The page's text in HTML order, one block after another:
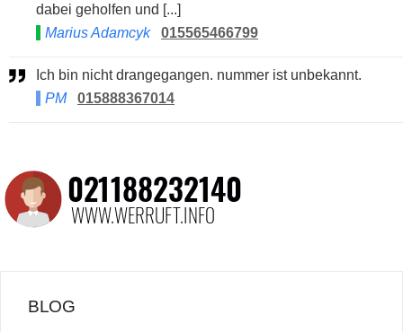
dabei geholfen und [...]
Marius Adamcyk
015565466799
Ich bin nicht drangegangen. nummer ist unbekannt.
PM
015888367014
BLOG